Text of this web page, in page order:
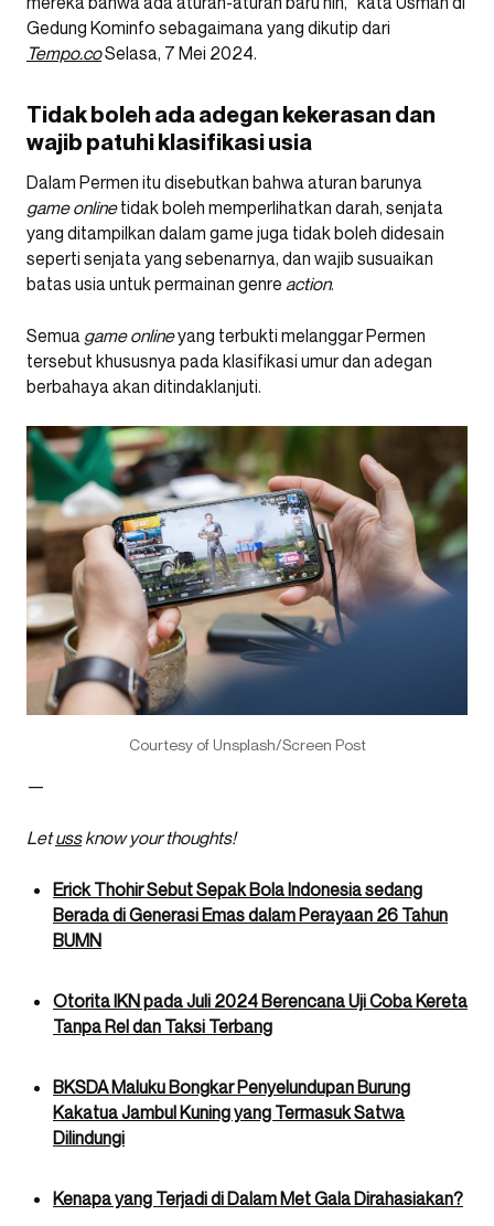
Gedung Kominfo sebagaimana yang dikutip dari
Tempo.coSelasa, 7 Mei 2024.
Tidak boleh ada adegan kekerasan dan
wajib patuhi klasifikasi usia
Dalam Permen itu disebutkan bahwa aturan barunya
game onlinetidak boleh memperlihatkan darah, senjata
yang ditampilkan dalam game juga tidak boleh didesain
seperti senjata yang sebenarnya, dan wajib susuaikan
batas usia untuk permainan genre action.
Semua game onlineyang terbukti melanggar Permen
tersebut khususnya pada klasifikasi umur dan adegan
berbahaya akan ditindaklanjuti.
Courtesy of Unsplash/Screen Post
—
Letussknow your thoughts!
Erick Thohir Sebut Sepak Bola Indonesia sedang
Berada di Generasi Emas dalam Perayaan 26 Tahun
BUMN
Otorita IKN pada Juli 2024 Berencana Uji Coba Kereta
Tanpa Rel dan Taksi Terbang
BKSDA Maluku Bongkar Penyelundupan Burung
Kakatua Jambul Kuning yang Termasuk Satwa
Dilindungi
Kenapa yang Terjadi di Dalam Met Gala Dirahasiakan?